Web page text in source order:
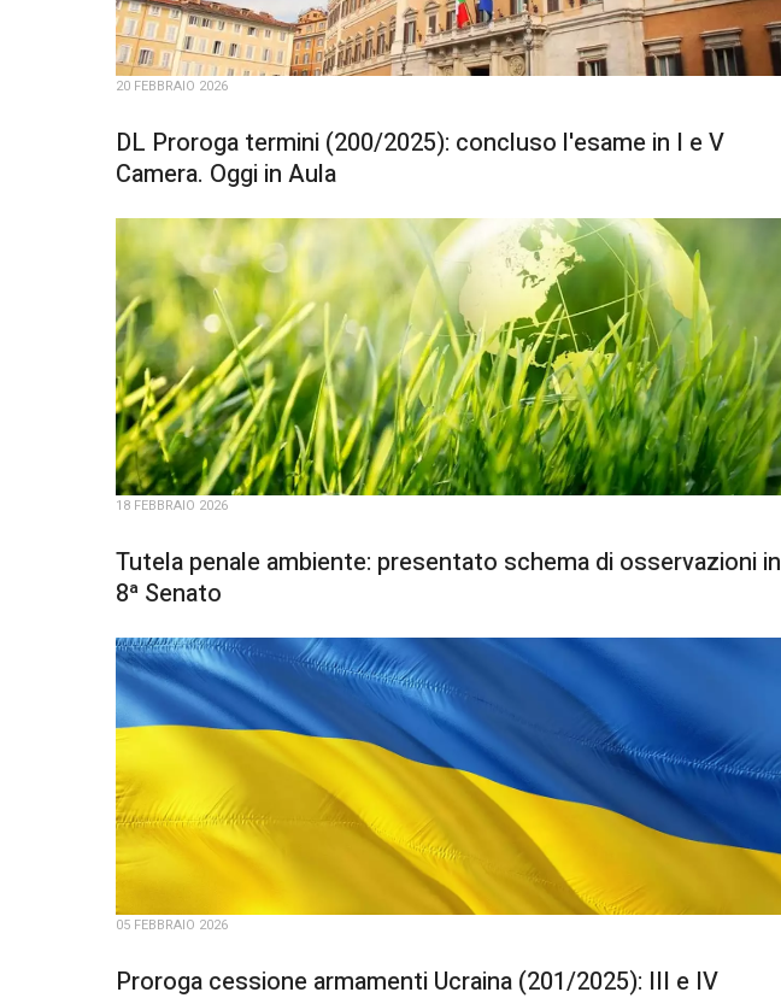
20 FEBBRAIO 2026
DL Proroga termini (200/2025): concluso l'esame in I e V
Camera. Oggi in Aula
18 FEBBRAIO 2026
Tutela penale ambiente: presentato schema di osservazioni in
8ª Senato
05 FEBBRAIO 2026
Proroga cessione armamenti Ucraina (201/2025): III e IV